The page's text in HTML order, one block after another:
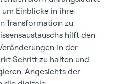
Einblicke in ihre
Transformation zu
hilft den
in der
Schritt zu halten und
Angesichts der